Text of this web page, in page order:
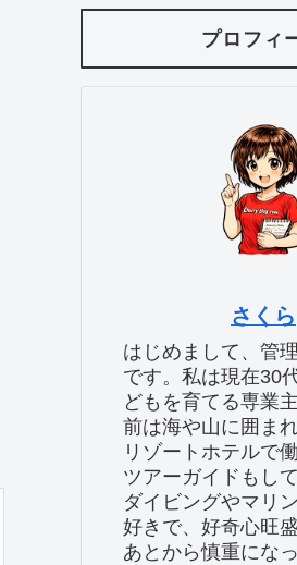
プロフィ
さくら
はじめまして、管
です。私は現在30
どもを育てる専業
前は海や山に囲ま
リゾートホテルで
ツアーガイドもし
ダイビングやマリ
好きで、好奇心旺
あとから慎重にな